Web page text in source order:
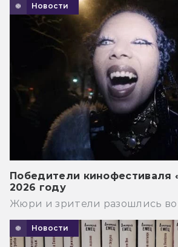
Новости
Победители кинофестиваля
2026 году
Жюри и зрители разошлись
Новости